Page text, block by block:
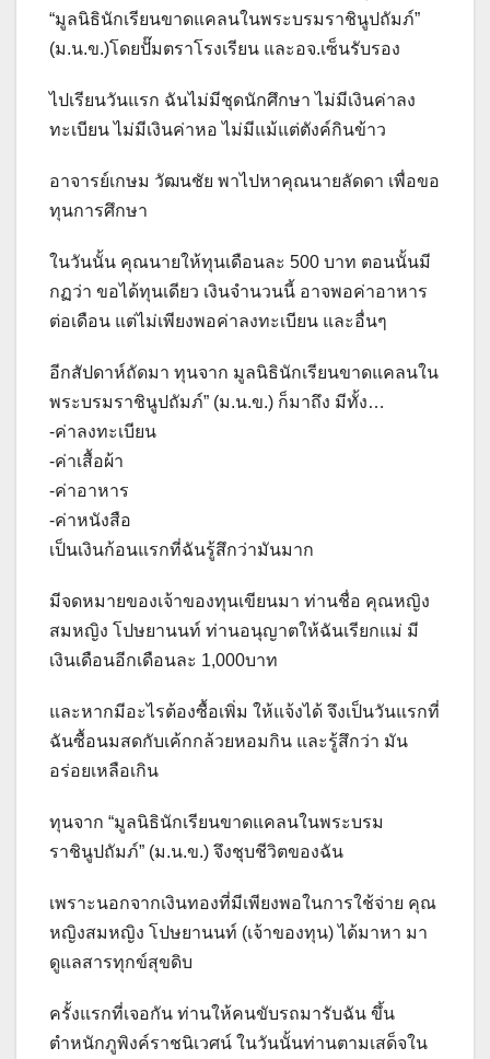
“มูลนิธินักเรียนขาดแคลนในพระบรมราชินูปถัมภ์”
(ม.น.ข.)โดยปั๊มตราโรงเรียน และอจ.เซ็นรับรอง
ไปเรียนวันแรก ฉันไม่มีชุดนักศึกษา ไม่มีเงินค่าลง
ทะเบียน ไม่มีเงินค่าหอ ไม่มีแม้แต่ตังค์กินข้าว
อาจารย์เกษม วัฒนชัย พาไปหาคุณนายลัดดา เพื่อขอ
ทุนการศึกษา
ในวันนั้น คุณนายให้ทุนเดือนละ 500 บาท ตอนนั้นมี
กฏว่า ขอได้ทุนเดียว เงินจำนวนนี้ อาจพอค่าอาหาร
ต่อเดือน แต่ไม่เพียงพอค่าลงทะเบียน และอื่นๆ
อีกสัปดาห์ถัดมา ทุนจาก มูลนิธินักเรียนขาดแคลนใน
พระบรมราชินูปถัมภ์” (ม.น.ข.) ก็มาถึง มีทั้ง…
-ค่าลงทะเบียน​
-ค่าเสื้อผ้า​
-ค่าอาหาร​
-ค่าหนังสือ
เป็นเงินก้อนแรกที่ฉันรู้สึกว่ามันมาก
มีจดหมายของเจ้าของทุนเขียนมา ท่านชื่อ คุณหญิง
สมหญิง โปษยานนท์ ท่านอนุญาตให้ฉันเรียกแม่ มี
เงินเดือนอีกเดือนละ 1,000บาท
และหากมีอะไรต้องซื้อเพิ่ม ให้แจ้งได้ จึงเป็นวันแรกที่
ฉันซื้อนมสดกับเค้กกล้วยหอมกิน และรู้สึกว่า มัน
อร่อยเหลือเกิน
ทุนจาก “มูลนิธินักเรียนขาดแคลนในพระบรม
ราชินูปถัมภ์” (ม.น.ข.) จึงชุบชีวิตของฉัน
เพราะนอกจากเงินทองที่มีเพียงพอในการใช้จ่าย คุณ
หญิงสมหญิง โปษยานนท์ (เจ้าของทุน) ได้มาหา มา
ดูแลสารทุกข์สุขดิบ
ครั้งแรกที่เจอกัน ท่านให้คนขับรถมารับฉัน ขึ้น
ตำหนักภูพิงค์ราชนิเวศน์ ในวันนั้นท่านตามเสด็จใน